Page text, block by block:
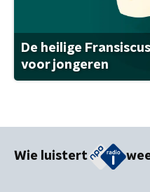
De heilige
voor jongeren
Wie luistert